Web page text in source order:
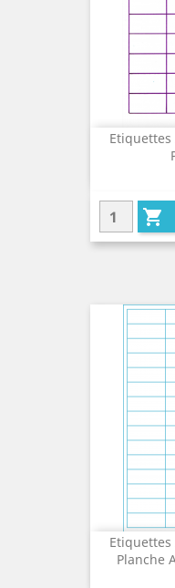
Etiquettes

Etiquettes
Planche